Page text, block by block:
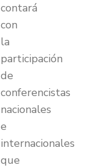
contará
con
la
participación
de
conferencistas
nacionales
e
internacionales
que